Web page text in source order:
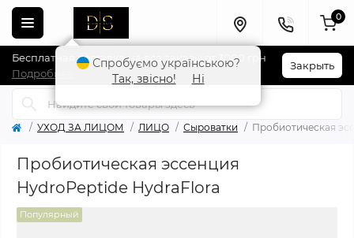
Бесплатная доставка на все заказы от 3000 грн
Подробнее
Закрыть
0
УХОД ЗА ЛИЦОМ ЛИЦО Сыроватки Пробиотическая
Пробиотическая эссенция
HydroPeptide HydraFlora
Популярный
Спробуємо українською?
Так, звісно!
Ні